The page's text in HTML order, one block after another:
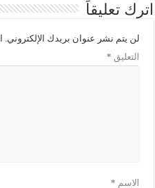
اترك تعليقاً
لن يتم نشر عنوان بريدك الإلكتروني.
التعليق *
الاسم *